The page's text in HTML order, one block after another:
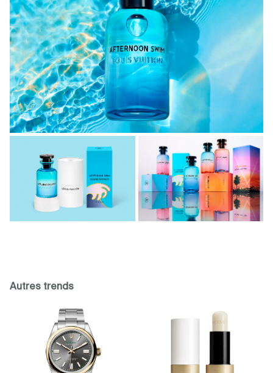
Autres trends